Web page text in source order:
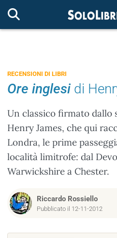
RECENSIONI DI LIBRI
Ore inglesi di
Un classico firmato dallo
Henry James, che qui
Londra, le prime
località limitrofe: dal
Warwickshire a Chester.
Riccardo Rossiello
Pubblicato il 12-11-2012